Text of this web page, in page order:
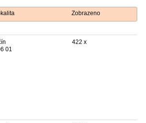
Zobrazeno
01
422 x